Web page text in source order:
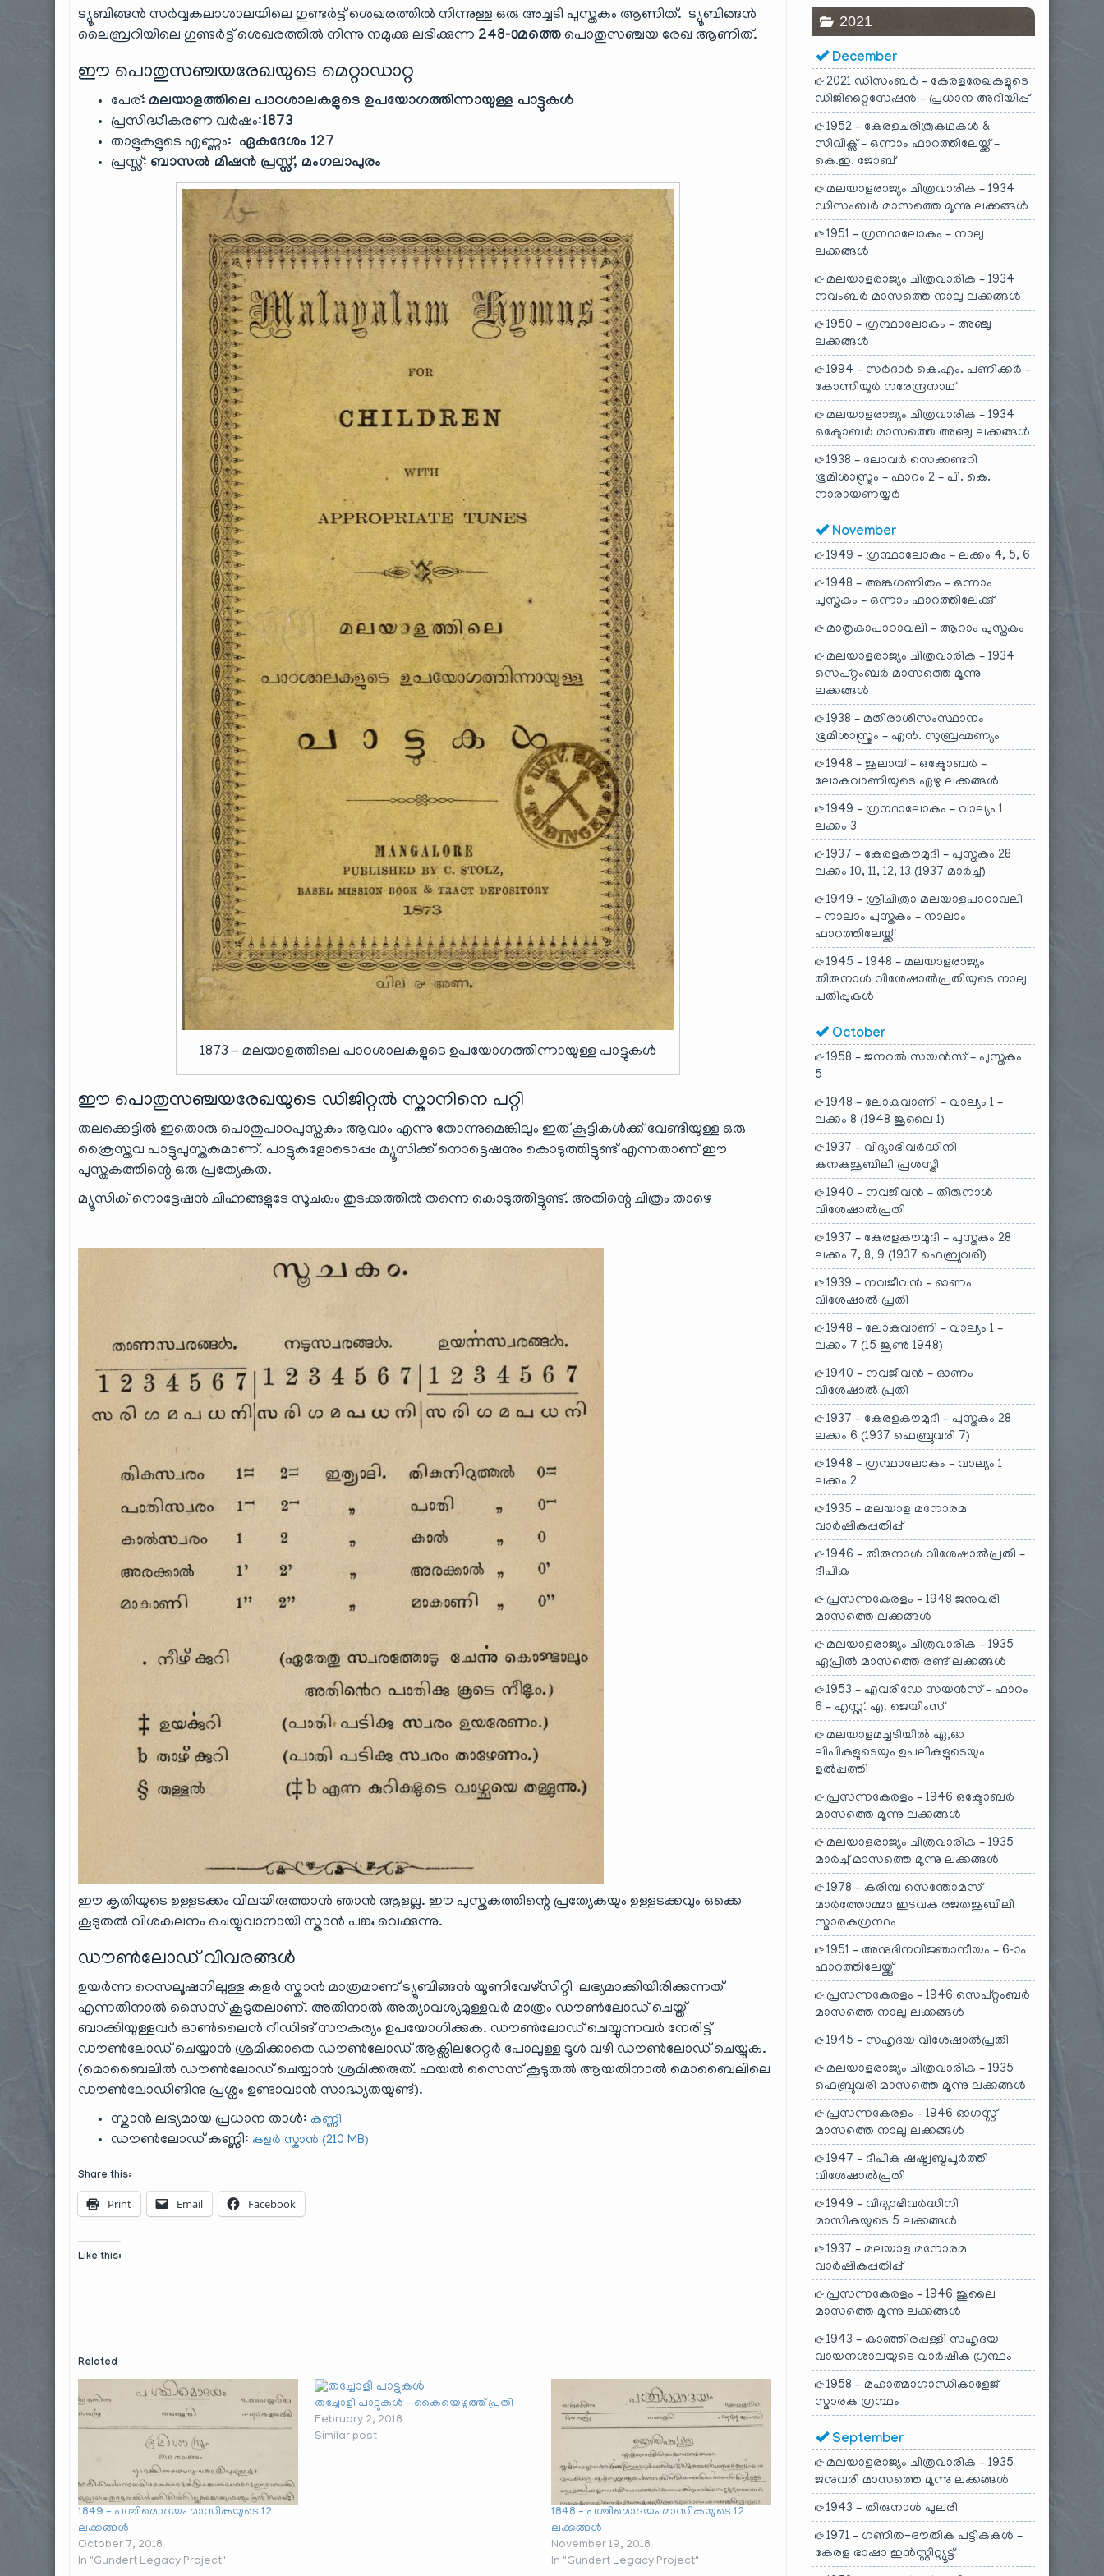
ട്യൂബിങ്ങൻ സർവ്വകലാശാലയിലെ ഗുണ്ടർട്ട് ശെഖരത്തിൽ നിന്നുള്ള ഒരു അച്ചടി പുസ്തകം ആണിത്. ട്യൂബിങ്ങൻ
ലൈബ്രറിയിലെ ഗുണ്ടർട്ട് ശെഖരത്തിൽ നിന്നു നമുക്കു ലഭിക്കുന്ന 248-ാമത്തെ പൊതുസഞ്ചയ രേഖ ആണിത്.
ഈ പൊതുസഞ്ചയരേഖയുടെ മെറ്റാഡാറ്റ
പേര്: മലയാളത്തിലെ പാഠശാലകളുടെ ഉപയോഗത്തിന്നായുള്ള പാട്ടുകൾ
പ്രസിദ്ധീകരണ വർഷം:1873
താളുകളുടെ എണ്ണം: ഏകദേശം 127
പ്രസ്സ്: ബാസൽ മിഷൻ പ്രസ്സ്, മംഗലാപുരം
1873 – മലയാളത്തിലെ പാഠശാലകളുടെ ഉപയോഗത്തിന്നായുള്ള പാട്ടുകൾ
ഈ പൊതുസഞ്ചയരേഖയുടെ ഡിജിറ്റൽ സ്കാനിനെ പറ്റി
തലക്കെട്ടിൽ ഇതൊരു പൊതുപാഠപുസ്തകം ആവാം എന്നു തോന്നുമെങ്കിലും ഇത് കൂട്ടികൾക്ക് വേണ്ടിയുള്ള ഒരു
ക്രൈസ്തവ പാട്ടുപുസ്തകമാണ്. പാട്ടുകളോടൊപ്പം മ്യൂസിക്ക് നൊട്ടെഷനും കൊടുത്തിട്ടുണ്ട് എന്നതാണ് ഈ
പുസ്തകത്തിന്റെ ഒരു പ്രത്യേകത.
മ്യൂസിക് നൊട്ടേഷൻ ചിഹ്നങ്ങളുടേ സൂചകം തുടക്കത്തിൽ തന്നെ കൊടുത്തിട്ടൂണ്ട്. അതിന്റെ ചിത്രം താഴെ
ഈ കൃതിയുടെ ഉള്ളടക്കം വിലയിരുത്താൻ ഞാൻ ആളല്ല. ഈ പുസ്തകത്തിന്റെ പ്രത്യേകയും ഉള്ളടക്കവും ഒക്കെ
കൂടുതൽ വിശകലനം ചെയ്യുവാനായി സ്കാൻ പങ്കു വെക്കുന്നു.
ഡൗൺലോഡ് വിവരങ്ങൾ
ഉയർന്ന റെസലൂഷനിലുള്ള കളർ സ്കാൻ മാത്രമാണ് ട്യൂബിങ്ങൻ യൂണിവേഴ്സിറ്റി ലഭ്യമാക്കിയിരിക്കുന്നത്
എന്നതിനാൽ സൈസ് കൂടുതലാണ്. അതിനാൽ അത്യാവശ്യമുള്ളവർ മാത്രം ഡൗൺലോഡ് ചെയ്ത്
ബാക്കിയുള്ളവർ ഓൺലൈൻ റീഡിങ് സൗകര്യം ഉപയോഗിക്കുക. ഡൗൺലോഡ് ചെയ്യുന്നവർ നേരിട്ട്
ഡൗൺലോഡ് ചെയ്യാൻ ശ്രമിക്കാതെ ഡൗ‌ൺലോഡ് ആക്സിലറേറ്റർ പോലുള്ള ടൂൾ വഴി ഡൗ‌ൺലോഡ് ചെയ്യുക.
(മൊബൈലിൽ ഡൗൺലോഡ് ചെയ്യാൻ ശ്രമിക്കരുത്. ഫയൽ സൈസ് കൂടുതൽ ആയതിനാൽ മൊബൈലിലെ
ഡൗ‌ൺലോഡിങിനു പ്രശ്നം ഉണ്ടാവാൻ സാദ്ധ്യതയുണ്ട്).
സ്കാൻ ലഭ്യമായ പ്രധാന താൾ: കണ്ണി
ഡൗൺലോഡ് കണ്ണി: കളർ സ്കാൻ (210 MB)
Share this:
Print Email Facebook
Like this:
Related
1849 – പശ്ചിമൊദയം മാസികയുടെ 12
ലക്കങ്ങൾ
October 7, 2018
In "Gundert Legacy Project"
തച്ചോളി പാട്ടുകൾ – കൈയെഴുത്ത് പ്രതി
February 2, 2018
Similar post
1848 – പശ്ചിമൊദയം മാസികയുടെ 12
ലക്കങ്ങൾ
November 19, 2018
In "Gundert Legacy Project"
2021
December
2021 ഡിസംബർ – കേരളരേഖകളുടെ
ഡിജിറ്റൈസേഷൻ – പ്രധാന അറിയിപ്പ്
1952 – കേരളചരിത്രകഥകൾ &
സിവിക്സ് – ഒന്നാം ഫാറത്തിലേയ്ക്ക് –
കെ.ഇ. ജോബ്
മലയാളരാജ്യം ചിത്രവാരിക – 1934
ഡിസംബർ മാസത്തെ മൂന്നു ലക്കങ്ങൾ
1951 – ഗ്രന്ഥാലോകം – നാലു
ലക്കങ്ങൾ
മലയാളരാജ്യം ചിത്രവാരിക – 1934
നവംബർ മാസത്തെ നാലു ലക്കങ്ങൾ
1950 – ഗ്രന്ഥാലോകം – അഞ്ചു
ലക്കങ്ങൾ
1994 – സർദാർ കെ.എം. പണിക്കർ –
കോന്നിയൂർ നരേന്ദ്രനാഥ്
മലയാളരാജ്യം ചിത്രവാരിക – 1934
ഒക്ടോബർ മാസത്തെ അഞ്ചു ലക്കങ്ങൾ
1938 – ലോവർ സെക്കണ്ടറി
ഭൂമിശാസ്ത്രം – ഫാറം 2 – പി. കെ.
നാരായണയ്യർ
November
1949 – ഗ്രന്ഥാലോകം – ലക്കം 4, 5, 6
1948 – അങ്കഗണിതം – ഒന്നാം
പുസ്തകം – ഒന്നാം ഫാറത്തിലേക്കു്
മാതൃകാപാഠാവലി – ആറാം പുസ്തകം
മലയാളരാജ്യം ചിത്രവാരിക – 1934
സെപ്റ്റംബർ മാസത്തെ മൂന്നു
ലക്കങ്ങൾ
1938 – മതിരാശിസംസ്ഥാനം
ഭൂമിശാസ്ത്രം – എൻ. സുബ്രഹ്മണ്യം
1948 – ജൂലായ് – ഒക്ടോബർ –
ലോകവാണിയുടെ ഏഴു ലക്കങ്ങൾ
1949 – ഗ്രന്ഥാലോകം – വാല്യം 1
ലക്കം 3
1937 – കേരളകൗമുദി – പുസ്തകം 28
ലക്കം 10, 11, 12, 13 (1937 മാർച്ച്)
1949 – ശ്രീചിത്രാ മലയാളപാഠാവലി
– നാലാം പുസ്തകം – നാലാം
ഫാറത്തിലേയ്ക്ക്
1945 – 1948 – മലയാളരാജ്യം
തിരുനാൾ വിശേഷാൽപ്രതിയുടെ നാലു
പതിപ്പുകൾ
October
1958 – ജനറൽ സയൻസ് – പുസ്തകം
5
1948 – ലോകവാണി – വാല്യം 1 –
ലക്കം 8 (1948 ജൂലൈ 1)
1937 – വിദ്യാഭിവർദ്ധിനി
കനകജൂബിലി പ്രശസ്തി
1940 – നവജീവൻ – തിരുനാൾ
വിശേഷാൽപ്രതി
1937 – കേരളകൗമുദി – പുസ്തകം 28
ലക്കം 7, 8, 9 (1937 ഫെബ്രുവരി)
1939 – നവജീവൻ – ഓണം
വിശേഷാൽ പ്രതി
1948 – ലോകവാണി – വാല്യം 1 –
ലക്കം 7 (15 ജൂൺ 1948)
1940 – നവജീവൻ – ഓണം
വിശേഷാൽ പ്രതി
1937 – കേരളകൗമുദി – പുസ്തകം 28
ലക്കം 6 (1937 ഫെബ്രുവരി 7)
1948 – ഗ്രന്ഥാലോകം – വാല്യം 1
ലക്കം 2
1935 – മലയാള മനോരമ
വാർഷികപ്പതിപ്പ്
1946 – തിരുനാൾ വിശേഷാൽപ്രതി –
ദീപിക
പ്രസന്നകേരളം – 1948 ജനുവരി
മാസത്തെ ലക്കങ്ങൾ
മലയാളരാജ്യം ചിത്രവാരിക – 1935
ഏപ്രിൽ മാസത്തെ രണ്ട് ലക്കങ്ങൾ
1953 – എവരിഡേ സയൻസ് – ഫാറം
6 – എസ്സ്. എ. ജെയിംസ്
മലയാളമച്ചടിയിൽ ഏ,ഓ
ലിപികളുടെയും ഉപലികളുടെയും
ഉൽപ്പത്തി
പ്രസന്നകേരളം – 1946 ഒക്ടോബർ
മാസത്തെ മൂന്നു ലക്കങ്ങൾ
മലയാളരാജ്യം ചിത്രവാരിക – 1935
മാർച്ച് മാസത്തെ മൂന്നു ലക്കങ്ങൾ
1978 – കരിമ്പ സെന്തോമസ്
മാർത്തോമ്മാ ഇടവക രജതജൂബിലി
സ്മാരകഗ്രന്ഥം
1951 – അനുദിനവിജ്ഞാനീയം – 6-ാം
ഫാറത്തിലേയ്ക്കു്
പ്രസന്നകേരളം – 1946 സെപ്റ്റംബർ
മാസത്തെ നാലു ലക്കങ്ങൾ
1945 – സഹൃദയ വിശേഷാൽപ്രതി
മലയാളരാജ്യം ചിത്രവാരിക – 1935
ഫെബ്രുവരി മാസത്തെ മൂന്നു ലക്കങ്ങൾ
പ്രസന്നകേരളം – 1946 ഓഗസ്റ്റ്
മാസത്തെ നാലു ലക്കങ്ങൾ
1947 – ദീപിക ഷഷ്ട്വബ്ദപൂർത്തി
വിശേഷാൽപ്രതി
1949 – വിദ്യാഭിവർദ്ധിനി
മാസികയുടെ 5 ലക്കങ്ങൾ
1937 – മലയാള മനോരമ
വാർഷികപ്പതിപ്പ്
പ്രസന്നകേരളം – 1946 ജൂലൈ
മാസത്തെ മൂന്നു ലക്കങ്ങൾ
1943 – കാഞ്ഞിരപ്പള്ളി സഹൃദയ
വായനശാലയുടെ വാർഷിക ഗ്രന്ഥം
1958 – മഹാത്മാഗാന്ധികാളേജ്
സ്മാരക ഗ്രന്ഥം
September
മലയാളരാജ്യം ചിത്രവാരിക – 1935
ജനുവരി മാസത്തെ മൂന്നു ലക്കങ്ങൾ
1943 – തിരുനാൾ പുലരി
1971 – ഗണിത-ഭൗതിക പട്ടികകൾ –
കേരള ഭാഷാ ഇൻസ്റ്റിറ്റ്യൂട്ട്